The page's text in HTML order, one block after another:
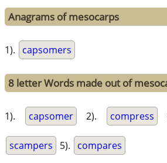
Anagrams of mesocarps
1). capsomers
8 letter Words made out of
1). capsomer 2). compress
scampers 5). compares